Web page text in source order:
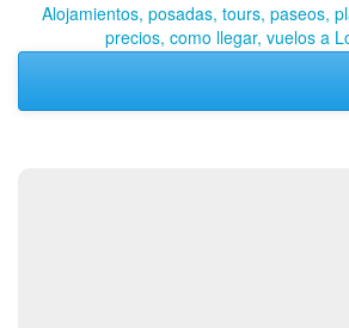
Alojamientos, posadas, tours, paseos,
precios, como llegar, vuelos a